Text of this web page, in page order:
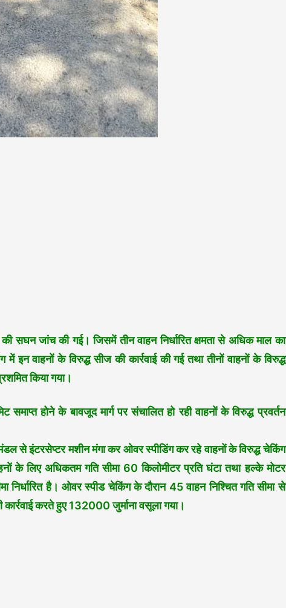
की सघन जांच की गई। जिसमें तीन वाहन निर्धारित क्षमता से अधिक माल का
वाहनों के विरुद्ध सीज की कार्रवाई की गई तथा तीनों वाहनों के विरुद्ध
किया गया।
होने के बावजूद मार्ग पर संचालित हो रही वाहनों के विरुद्ध प्रवर्तन
से इंटरसेप्टर मशीन मंगा कर ओवर स्पीडिंग कर रहे वाहनों के विरुद्ध चेकिंग
के लिए अधिकतम गति सीमा 60 किलोमीटर प्रति घंटा तथा हल्के मोटर
निर्धारित है। ओवर स्पीड चेकिंग के दौरान 45 वाहन निश्चित गति सीमा से
करते हुए 132000 जुर्माना वसूला गया।